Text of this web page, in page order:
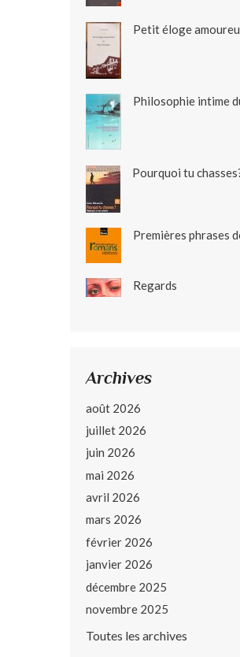
Petit éloge
Philosophie intime
Pourquoi tu
Premières phrases
Regards
Archives
août 2026
juillet 2026
juin 2026
mai 2026
avril 2026
mars 2026
février 2026
janvier 2026
décembre 2025
novembre 2025
Toutes les archives